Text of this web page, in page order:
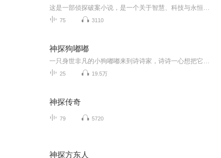
75 3110
神探狗嘟嘟
25 19.5万
神探传奇
79 5720
神探方东人